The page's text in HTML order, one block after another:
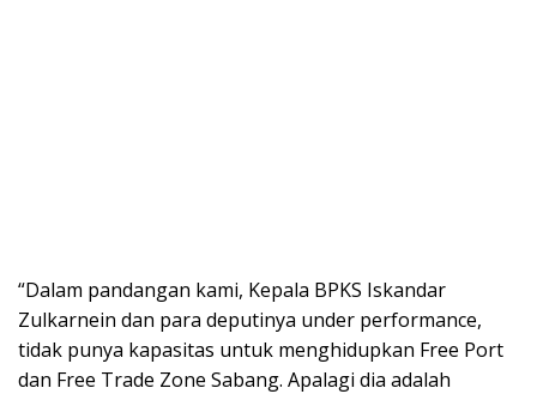
“Dalam pandangan kami, Kepala BPKS Iskandar
Zulkarnein dan para deputinya under performance,
tidak punya kapasitas untuk menghidupkan Free Port
dan Free Trade Zone Sabang. Apalagi dia adalah